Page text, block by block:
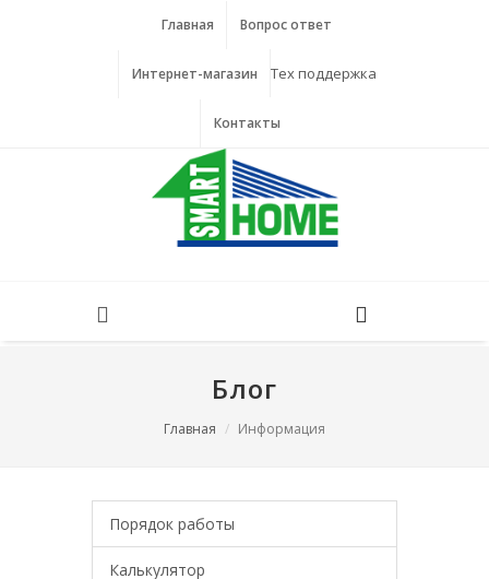
Главная Вопрос ответ
Интернет-магазин Тех поддержка
Контакты
Блог
Главная Информация
Порядок работы
Калькулятор